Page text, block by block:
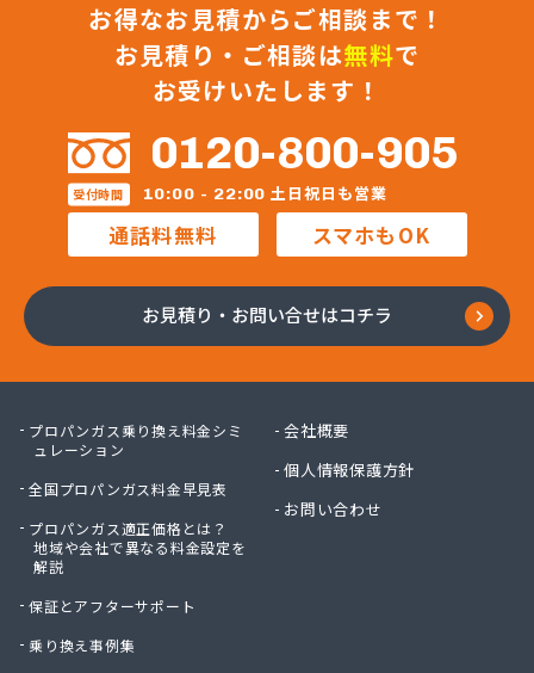
お得なお見積からご相談まで！
お見積り・ご相談は無料で
お受けいたします！
0120-800-905
受付時間 10:00 - 22:00 土日祝日も営業
通話料無料 スマホもOK
お見積り・お問い合せはコチラ
プロパンガス乗り換え料金シミ
ュレーション
全国プロパンガス料金早見表
プロパンガス適正価格とは？
地域や会社で異なる料金設定を
解説
保証とアフターサポート
乗り換え事例集
会社概要
個人情報保護方針
お問い合わせ